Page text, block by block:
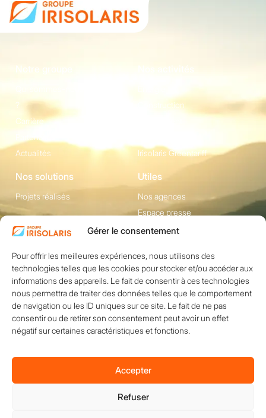
Gérer le consentement
Pour offrir les meilleures expériences, nous utilisons des
technologies telles que les cookies pour stocker et/ou accéder aux
informations des appareils. Le fait de consentir à ces technologies
nous permettra de traiter des données telles que le comportement
de navigation ou les ID uniques sur ce site. Le fait de ne pas
consentir ou de retirer son consentement peut avoir un effet
négatif sur certaines caractéristiques et fonctions.
Accepter
Refuser
Notre groupe
?
Carrière
Partenaires
Actualités
Nos activités
Construction
Irisolaris Greentariff
Nos solutions
Projets réalisés
Utiles
Nos agences
Espace presse
Contact
1200 avenue Olivier
Perroy, Bât. F -
13790 ROUSSET
+33 (0)4 84 49 24
20
Nous contacter
Réseaux sociaux
Copyright © 2026 IRISOLARIS. Tous droits réservés.